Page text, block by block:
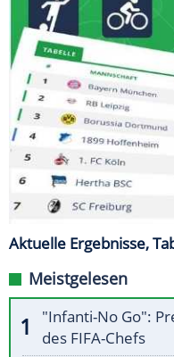
Aktuelle Ergebnisse,
Meistgelesen
"Infanti-No Go":
des FIFA-Chefs